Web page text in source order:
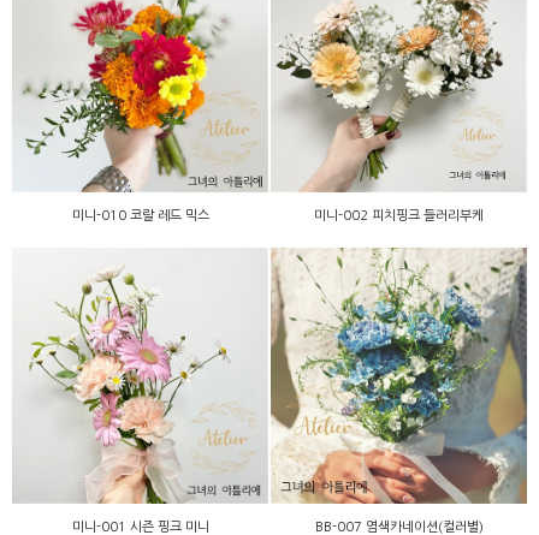
미니-010 코랄 레드 믹스
미니-010 코랄 레드 믹스
미니-002 피치핑크 들러리
부케
미니-002 피치핑크 들러리부케
미니-001 시즌 핑크 미니
미니-001 시즌 핑크 미니
BB-007 염색카네이션(컬러
별)
BB-007 염색카네이션(컬러별)